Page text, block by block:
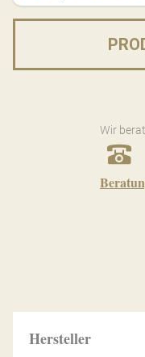
Wir
Hersteller